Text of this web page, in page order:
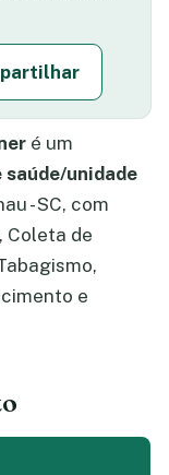
é um
saúde/unidade
- SC, com
Coleta de
e